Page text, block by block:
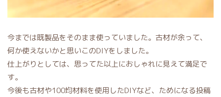
今までは既製品をそのまま使っていました。古材が余って、
何か使えないかと思いこのDIYをしました。
仕上がりとしては、思ってた以上におしゃれに見えて満足で
す。
今後も古材や100均材料を使用したDIYなど、ためになる投稿